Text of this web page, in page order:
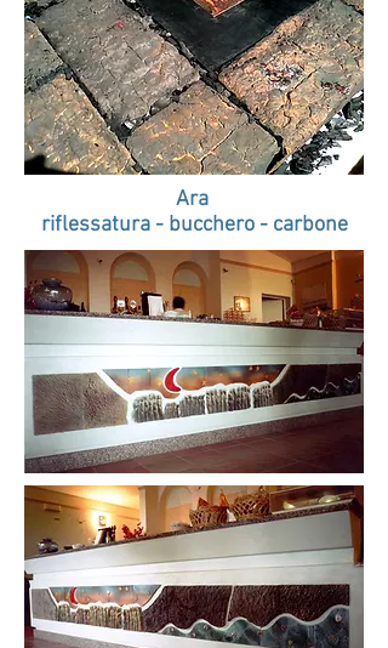
Ara
riflessatura - bucchero - carbone